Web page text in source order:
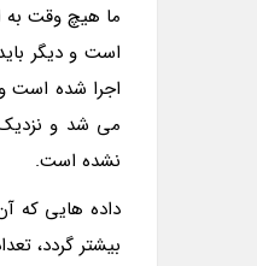
ما هیچ وقت به
است و دیگر
نشده است.
بیشتر گردد،